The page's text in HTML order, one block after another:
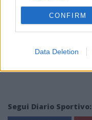
CONFIRM
Data Deletion
Segui Diario Sportivo: